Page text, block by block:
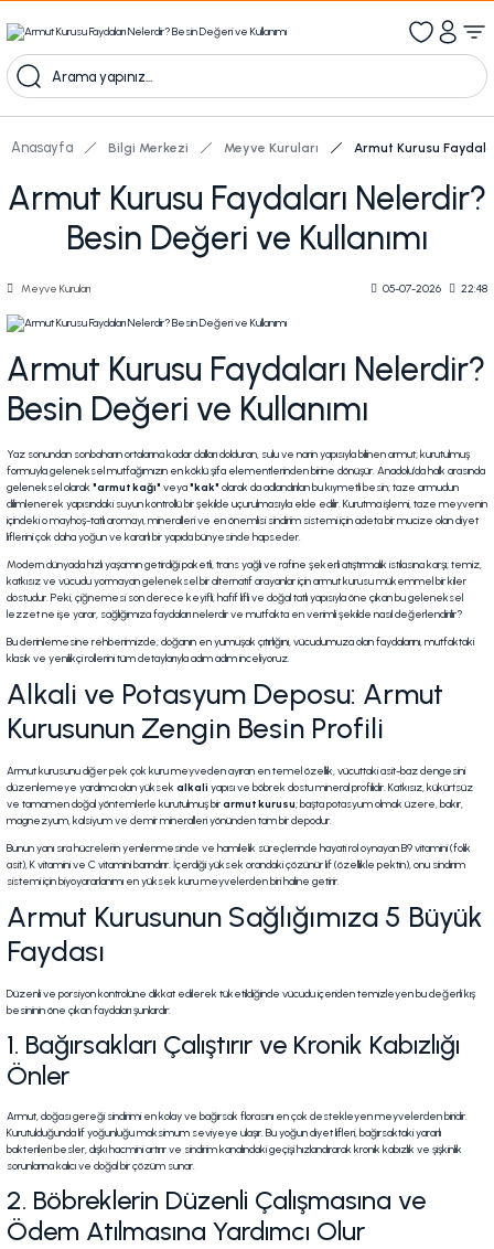
Kampanyalı Ürünleri Görüntüle
Anasayfa Bilgi Merkezi Meyve Kuruları Armut Kurusu
Armut Kurusu Faydaları Nelerdir?
Besin Değeri ve Kullanımı
Meyve Kuruları 05-07-2026 22:48
Armut Kurusu Faydaları Nelerdir?
Besin Değeri ve Kullanımı
Yaz sonundan sonbaharın ortalarına kadar dalları dolduran, sulu ve narin yapısıyla bilinen armut; kurutulmuş
formuyla geleneksel mutfağımızın en köklü şifa elementlerinden birine dönüşür. Anadolu’da halk arasında
geleneksel olarak "armut kağı" veya"kak" olarak da adlandırılan bu kıymetli besin; taze armudun
dilimlenerek yapısındaki suyun kontrollü bir şekilde uçurulmasıyla elde edilir. Kurutma işlemi, taze meyvenin
içindeki o mayhoş-tatlı aromayı, mineralleri ve en önemlisi sindirim sistemi için adeta bir mucize olan diyet
liflerini çok daha yoğun ve kararlı bir yapıda bünyesinde hapseder.
Modern dünyada hızlı yaşamın getirdiği paketli, trans yağlı ve rafine şekerli atıştırmalık istilasına karşı; temiz,
katkısız ve vücudu yormayan geleneksel bir alternatif arayanlar için armut kurusu mükemmel bir kiler
dostudur. Peki, çiğnemesi son derece keyifli, hafif lifli ve doğal tatlı yapısıyla öne çıkan bu geleneksel
lezzet ne işe yarar, sağlığımıza faydaları nelerdir ve mutfakta en verimli şekilde nasıl değerlendirilir?
Bu derinlemesine rehberimizde; doğanın en yumuşak çıtırlığını, vücudumuza olan faydalarını, mutfaktaki
klasik ve yenilikçi rollerini tüm detaylarıyla adım adım inceliyoruz.
Alkali ve Potasyum Deposu: Armut
Kurusunun Zengin Besin Profili
Armut kurusunu diğer pek çok kuru meyveden ayıran en temel özellik, vücuttaki asit-baz dengesini
düzenlemeye yardımcı olan yüksek alkali yapısı ve böbrek dostu mineral profilidir. Katkısız, kükürtsüz
ve tamamen doğal yöntemlerle kurutulmuş birarmut kurusu; başta potasyum olmak üzere, bakır,
magnezyum, kalsiyum ve demir mineralleri yönünden tam bir depodur.
Bunun yanı sıra hücrelerin yenilenmesinde ve hamilelik süreçlerinde hayati rol oynayan B9 vitamini (folik
asit), K vitamini ve C vitamini barındırır. İçerdiği yüksek orandaki çözünür lif (özellikle pektin), onu sindirim
sistemi için biyoyararlanımı en yüksek kuru meyvelerden biri haline getirir.
Armut Kurusunun Sağlığımıza 5 Büyük
Faydası
Düzenli ve porsiyon kontrolüne dikkat edilerek tüketildiğinde vücudu içeriden temizleyen bu değerli kış
besininin öne çıkan faydaları şunlardır:
1. Bağırsakları Çalıştırır ve Kronik Kabızlığı
Önler
Armut, doğası gereği sindirimi en kolay ve bağırsak florasını en çok destekleyen meyvelerden biridir.
Kurutulduğunda lif yoğunluğu maksimum seviyeye ulaşır. Bu yoğun diyet lifleri, bağırsaktaki yararlı
bakterileri besler, dışkı hacmini artırır ve sindirim kanalındaki geçişi hızlandırarak kronik kabızlık ve şişkinlik
sorunlarına kalıcı ve doğal bir çözüm sunar.
2. Böbreklerin Düzenli Çalışmasına ve
Ödem Atılmasına Yardımcı Olur